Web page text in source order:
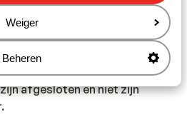
Weiger
Beheren
is anders dan je in Nederland
afgeraden om kraanwater te
om flessen water te kopen in
hotel/appartement. Let op
afgesloten en niet zijn